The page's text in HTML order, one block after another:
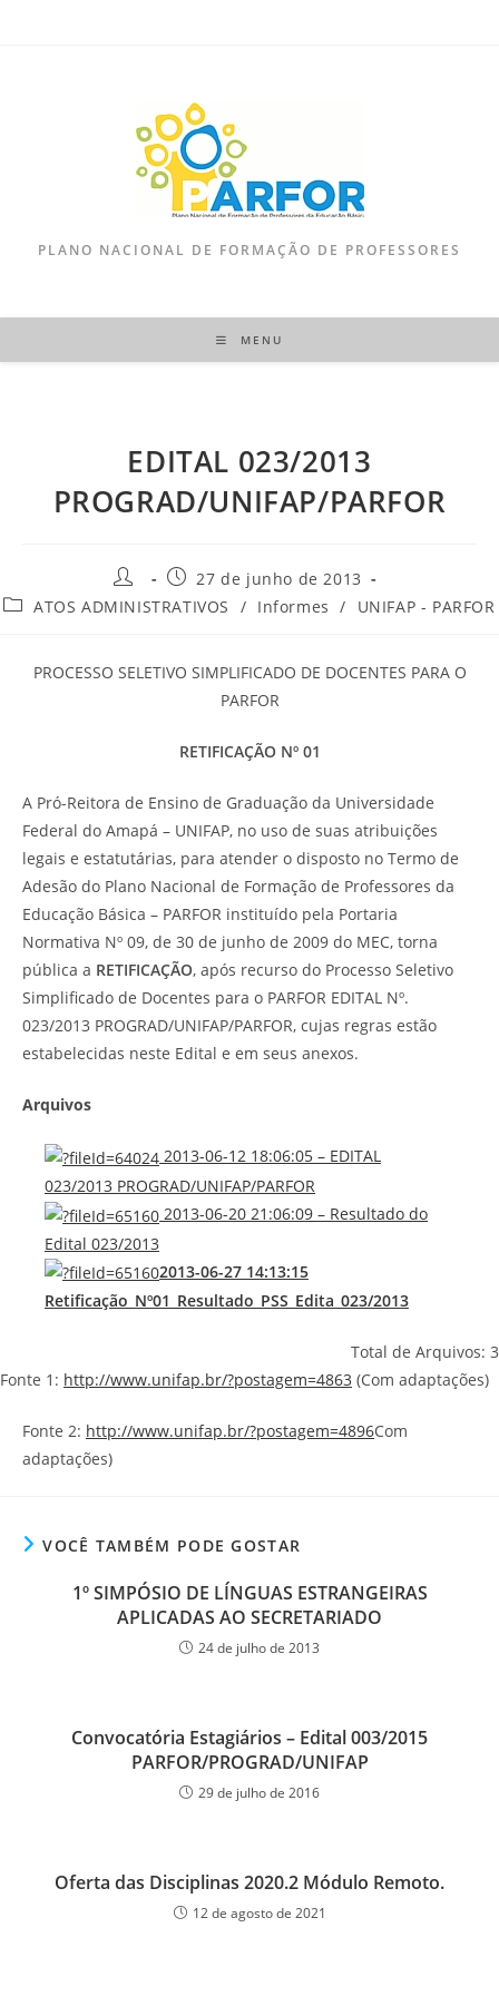
PLANO NACIONAL DE FORMAÇÃO DE PROFESSORES
MENU
EDITAL 023/2013
PROGRAD/UNIFAP/PARFOR
27 de junho de 2013
ATOS ADMINISTRATIVOS
/ Informes / UNIFAP - PARFOR
PROCESSO SELETIVO SIMPLIFICADO DE DOCENTES PARA O
PARFOR
RETIFICAÇÃO Nº 01
A Pró-Reitora de Ensino de Graduação da Universidade
Federal do Amapá – UNIFAP, no uso de suas atribuições
legais e estatutárias, para atender o disposto no Termo de
Adesão do Plano Nacional de Formação de Professores da
Educação Básica – PARFOR instituído pela Portaria
Normativa Nº 09, de 30 de junho de 2009 do MEC, torna
pública a RETIFICAÇÃO, após recurso do Processo Seletivo
Simplificado de Docentes para o PARFOR EDITAL Nº.
023/2013 PROGRAD/UNIFAP/PARFOR, cujas regras estão
estabelecidas neste Edital e em seus anexos.
Arquivos
2013-06-12 18:06:05 – EDITAL
023/2013 PROGRAD/UNIFAP/PARFOR
2013-06-20 21:06:09 – Resultado do
Edital 023/2013
2013-06-27 14:13:15
Retificação_Nº01_Resultado_PSS_Edita_023/2013
Total de Arquivos: 3
Fonte 1: http://www.unifap.br/?postagem=4863 (Com adaptações)
Fonte 2: http://www.unifap.br/?postagem=4896Com
adaptações)
VOCÊ TAMBÉM PODE GOSTAR
1º SIMPÓSIO DE LÍNGUAS ESTRANGEIRAS
APLICADAS AO SECRETARIADO
24 de julho de 2013
Convocatória Estagiários – Edital 003/2015
PARFOR/PROGRAD/UNIFAP
29 de julho de 2016
Oferta das Disciplinas 2020.2 Módulo Remoto.
12 de agosto de 2021